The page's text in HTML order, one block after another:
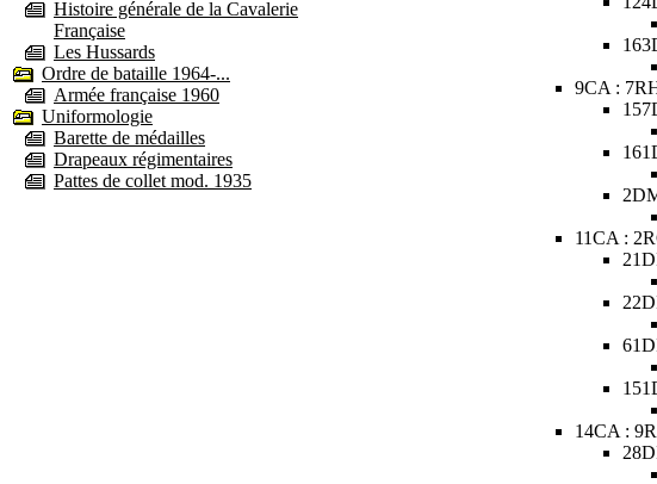
Histoire générale de la Cavalerie
Française
Les Hussards
Ordre de bataille 1964-...
Armée française 1960
Uniformologie
Barette de médailles
Drapeaux régimentaires
Pattes de collet mod. 1935
9CA :
11CA :
14CA :